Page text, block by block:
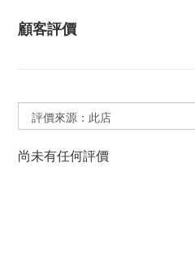
顧客評價
尚未有任何評價